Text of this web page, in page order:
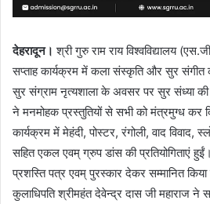
देहरादून। श्री गुरु राम राय विश्वविद्यालय
सप्ताह कार्यक्रम में कला संस्कृति और सुर संगीत
सुर संग्राम नृत्यशाला के अवसर पर सुर संध्या
ने मनमोहक प्रस्तुतियों से सभी को मंत्रमुग्ध कर
कार्यक्रम में मेहंदी, पोस्टर, रंगोली, वाद
सहित एकल एवम् ग्रुप डांस की प्रतियोगिताएं हुईं।
प्रशस्ति पत्र एवम् पुरस्कार देकर सम्मानित
कुलाधिपति श्रीमहंत देवेन्द्र दास जी महाराज ने